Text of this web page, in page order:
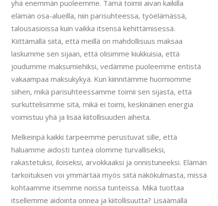
yhä enemmän puoleemme. Tämä toimii aivan kaikilla
elämän osa-alueilla, niin parisuhteessa, työelämässä,
talousasioissa kuin vaikka itsensä kehittämisessä.
Kiittämällä siitä, että meillä on mahdollisuus maksaa
laskumme sen sijaan, että olisimme kiukkuisia, että
joudumme maksumiehiksi, vedämme puoleemme entistä
vakaampaa maksukykyä. Kun kiinnitämme huomiomme
siihen, mikä parisuhteessamme toimii sen sijasta, että
surkuttelisimme sitä, mikä ei toimi, keskinäinen energia
voimistuu yhä ja lisää kiitollisuuden aiheita.
Melkeinpä kaikki tarpeemme perustuvat sille, että
haluamme aidosti tuntea olomme turvalliseksi,
rakastetuksi, iloiseksi, arvokkaaksi ja onnistuneeksi. Elämän
tarkoituksen voi ymmärtää myös siitä näkökulmasta, missä
kohtaamme itsemme noissa tunteissa. Mikä tuottaa
itsellemme aidointa onnea ja kiitollisuutta? Lisäämällä